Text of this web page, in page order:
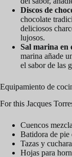
Discos de
chocolate
deliciosos
lujosos.
Sal marina en
marina añade
el sabor de las
Equipamiento de
For this Jacques
Cuencos
Batidora de pie
Tazas y
Hojas para